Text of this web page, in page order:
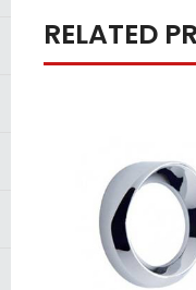
RELATED